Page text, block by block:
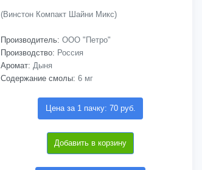
(Винстон Компакт Шайни Микс)
Производитель: ООО "Петро"
Производство: Россия
Аромат: Дыня
Содержание смолы: 6 мг
Цена за 1 пачку: 70 руб.
Добавить в корзину